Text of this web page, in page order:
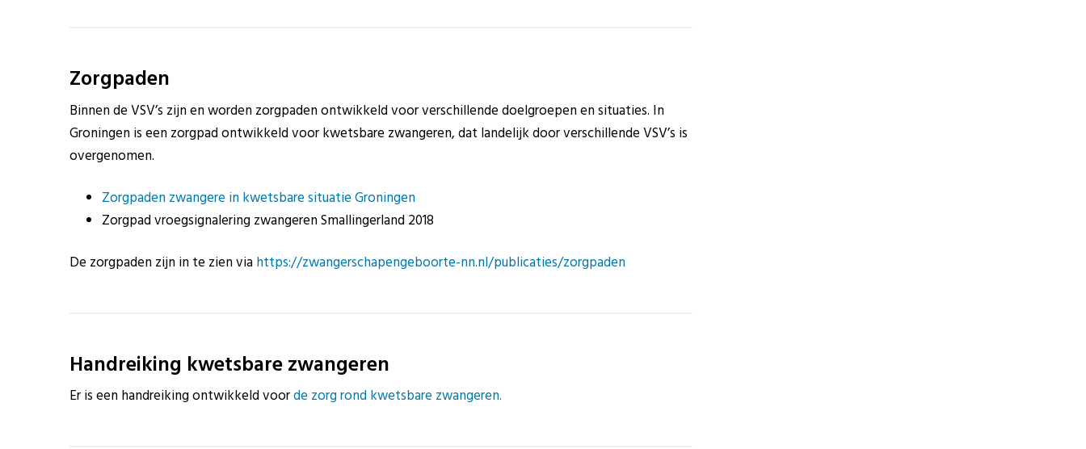
Zorgpaden
Binnen de VSV’s zijn en worden zorgpaden ontwikkeld voor verschillende doelgroepen en situaties. In
Groningen is een zorgpad ontwikkeld voor kwetsbare zwangeren, dat landelijk door verschillende VSV’s is
overgenomen.
Zorgpaden zwangere in kwetsbare situatie Groningen
Zorgpad vroegsignalering zwangeren Smallingerland 2018
De zorgpaden zijn in te zien viahttps://zwangerschapengeboorte-nn.nl/publicaties/zorgpaden
Handreiking kwetsbare zwangeren
Er is een handreiking ontwikkeld voorde zorg rond kwetsbare zwangeren.